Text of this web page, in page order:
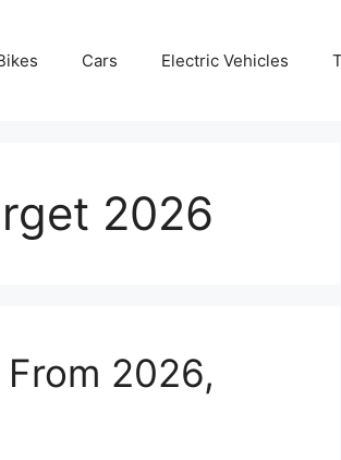
Cars Electric Vehicles
2026
2026,